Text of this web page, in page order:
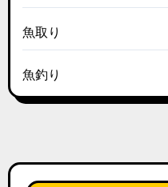
魚取り
魚釣り